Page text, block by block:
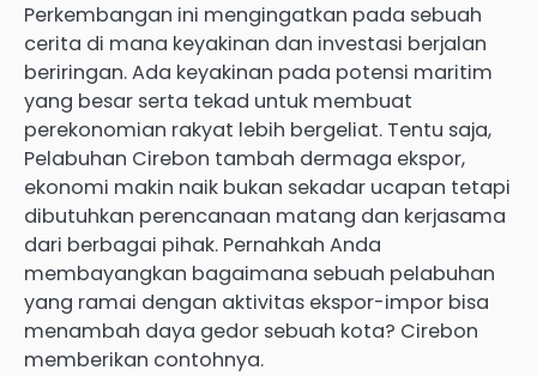
Perkembangan ini mengingatkan pada sebuah
cerita di mana keyakinan dan investasi berjalan
beriringan. Ada keyakinan pada potensi maritim
yang besar serta tekad untuk membuat
perekonomian rakyat lebih bergeliat. Tentu saja,
Pelabuhan Cirebon tambah dermaga ekspor,
ekonomi makin naik bukan sekadar ucapan tetapi
dibutuhkan perencanaan matang dan kerjasama
dari berbagai pihak. Pernahkah Anda
membayangkan bagaimana sebuah pelabuhan
yang ramai dengan aktivitas ekspor-impor bisa
menambah daya gedor sebuah kota? Cirebon
memberikan contohnya.